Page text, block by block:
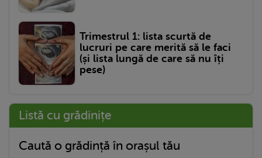
Trimestrul 1: lista scurtă de
lucruri pe care merită să le faci
(și lista lungă de care să nu îți
pese)
Listă cu grădinițe
Caută o grădință în orașul tău